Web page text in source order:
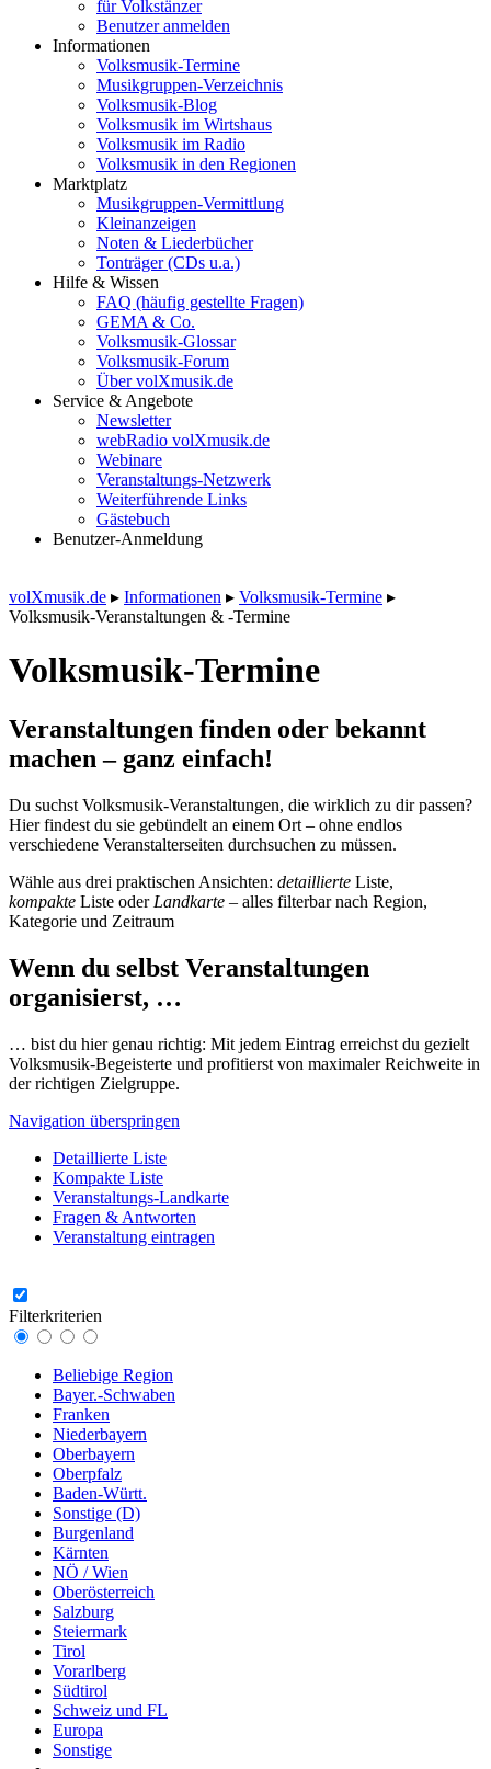
für Volkstänzer
Benutzer anmelden
Informationen
Volksmusik-Termine
Musikgruppen-Verzeichnis
Volksmusik-Blog
Volksmusik im Wirtshaus
Volksmusik im Radio
Volksmusik in den Regionen
Marktplatz
Musikgruppen-Vermittlung
Kleinanzeigen
Noten & Liederbücher
Tonträger (CDs u.a.)
Hilfe & Wissen
FAQ (häufig gestellte Fragen)
GEMA & Co.
Volksmusik-Glossar
Volksmusik-Forum
Über volXmusik.de
Service & Angebote
Newsletter
webRadio volXmusik.de
Webinare
Veranstaltungs-Netzwerk
Weiterführende Links
Gästebuch
Benutzer-Anmeldung
volXmusik.de ▸ Informationen ▸ Volksmusik-Termine ▸
Volksmusik-Veranstaltungen & -Termine
Volksmusik-Termine
Veranstaltungen finden oder bekannt
machen – ganz einfach!
Du suchst Volksmusik-Veranstaltungen, die wirklich zu dir passen?
Hier findest du sie gebündelt an einem Ort – ohne endlos
verschiedene Veranstalterseiten durchsuchen zu müssen.
Wähle aus drei praktischen Ansichten: detaillierte Liste,
kompakte Liste oder Landkarte – alles filterbar nach Region,
Kategorie und Zeitraum
Wenn du selbst Veranstaltungen
organisierst, …
… bist du hier genau richtig: Mit jedem Eintrag erreichst du gezielt
Volksmusik-Begeisterte und profitierst von maximaler Reichweite in
der richtigen Zielgruppe.
Navigation überspringen
Detaillierte Liste
Kompakte Liste
Veranstaltungs-Landkarte
Fragen & Antworten
Veranstaltung eintragen
Filterkriterien
Beliebige Region
Bayer.-Schwaben
Franken
Niederbayern
Oberbayern
Oberpfalz
Baden-Württ.
Sonstige (D)
Burgenland
Kärnten
NÖ / Wien
Oberösterreich
Salzburg
Steiermark
Tirol
Vorarlberg
Südtirol
Schweiz und FL
Europa
Sonstige